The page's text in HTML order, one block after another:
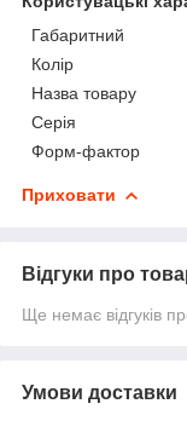
Габаритний
Колір
Назва товару
Серія
Форм-фактор
Приховати
Відгуки про
Ще немає відгуків
Умови доставки